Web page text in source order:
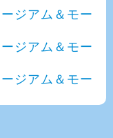
ジアム＆モー
ジアム＆モー
ジアム＆モー